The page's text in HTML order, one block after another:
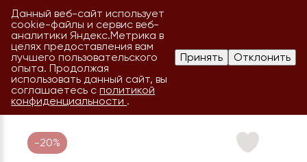
-20%
Данный веб-сайт использует
cookie-файлы и сервис веб-
аналитики Яндекс.Метрика в
целях предоставления вам
лучшего пользовательского
опыта. Продолжая
использовать данный сайт, вы
соглашаетесь сполитикой
конфиденциальности .
Принять Отклонить